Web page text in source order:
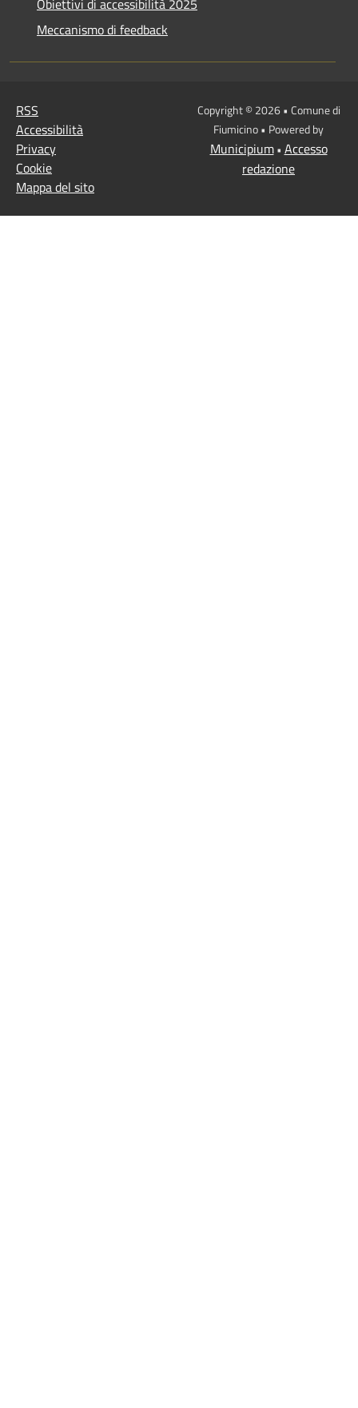
Meccanismo di feedback
RSS
Accessibilità
Privacy
Cookie
Mappa del sito
Copyright © 2026 • Comune di
Fiumicino • Powered by
Municipium• Accesso
redazione